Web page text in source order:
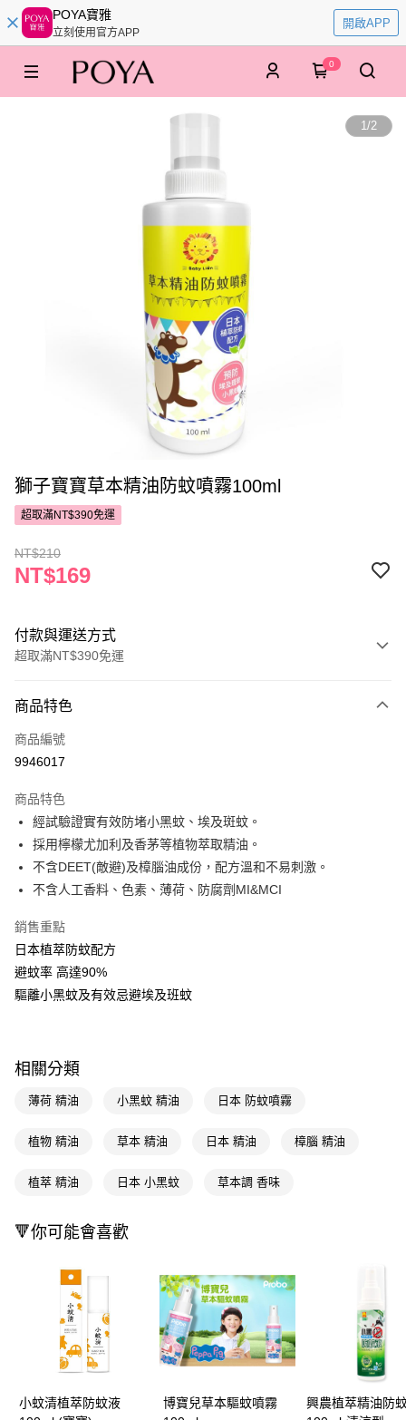
POYA寶雅
立刻使用官方APP
開啟APP
0
1/2
獅子寶寶草本精油防蚊噴霧100ml
超取滿NT$390免運
NT$210
NT$169
付款與運送方式
超取滿NT$390免運
POYA支付
信用卡一次付款
LINE Pay
Apple Pay
街口支付
悠遊付
Google Pay
便利好安心！
１．簡單：不需註冊會員、不需綁卡、不需儲值。
２．便利：只要手機號碼，簡訊認證，即可結帳。
３．安心：先確認商品／服務後，再付款。
【「AFTEE先享後付」結帳流程】
結帳頁面，進行簡訊認證並確認金額後，即可完成結帳。
２．訂單成立數日內，您將收到繳費通知簡訊。
ATM／網路銀行／等多元方式進行付款，方視為交易完成。
※ 請注意：結帳手續完成當下不需立刻繳費，但若您需要取消訂單，請聯絡
後付繳納相關費用。
※ 交易是否成功請以「AFTEE先享後付 」之結帳頁面顯示為準，若有關於
是否繳費成功／繳費後需取消欲退款等相關疑問，請聯繫「AFTEE先享後付
客戶支援中心」
https://netprotections.freshdesk.com/support/home
【注意事項】
１．透過由恩沛科技股份有限公司提供之「AFTEE先享後付」服務完成之交
權轉讓予恩沛科技股份有限公司。
每筆NT$65，滿NT$390(含以上)免運費
付款後全家取貨
萊爾富取貨付款
付款後萊爾富取貨
每筆NT$65，滿NT$490(含以上)免運費
7-11取貨付款
每筆NT$65，滿NT$490(含以上)免運費
付款後7-11取貨
商品特色
商品編號
9946017
商品特色
經試驗證實有效防堵小黑蚊、埃及斑蚊。
採用檸檬尤加利及香茅等植物萃取精油。
不含DEET(敵避)及樟腦油成份，配方溫和不易刺激。
不含人工香料、色素、薄荷、防腐劑MI&MCI
銷售重點
日本植萃防蚊配方
避蚊率 高達90%
驅離小黑蚊及有效忌避埃及班蚊
相關分類
薄荷 精油 小黑蚊 精油 日本 防蚊噴霧
植物 精油 草本 精油 日本 精油 樟腦 精油
植萃 精油 日本 小黑蚊 草本調 香味
🔻你可能會喜歡
小蚊清植萃防蚊液
博寶兒草本驅蚊噴霧
興農植萃精油防